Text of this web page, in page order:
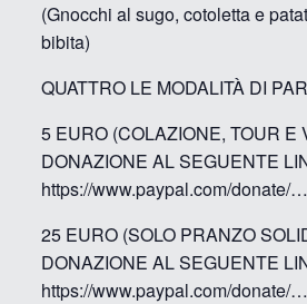
(Gnocchi al sugo, cotoletta e
bibita)
QUATTRO LE MODALITÀ DI
5 EURO (COLAZIONE, TOUR E
DONAZIONE AL SEGUENTE
https://www.paypal.com/donate/…
25 EURO (SOLO PRANZO
DONAZIONE AL SEGUENTE
https://www.paypal.com/donate/…